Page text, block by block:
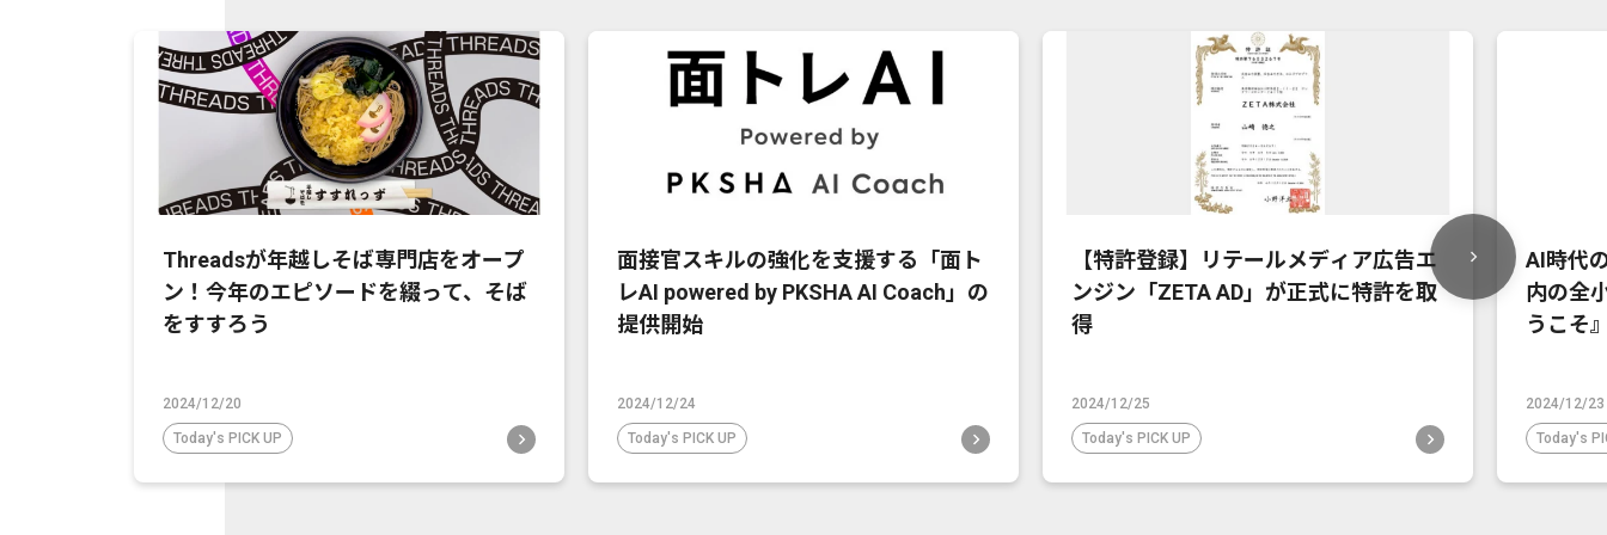
Threadsが年越しそば専門店をオープ
ン！今年のエピソードを綴って、そば
をすすろう
2024/12/20
Today's PICK UP
面接官スキルの強化を支援する「面ト
レAI powered by PKSHA AI Coach」の
提供開始
2024/12/24
Today's PICK UP
【特許登録】リテールメディア広告エ
ンジン「ZETA AD」が正式に特許を取
得
2024/12/25
Today's PICK UP
AI時代
内の全
うこそ
2024/12/23
Today's